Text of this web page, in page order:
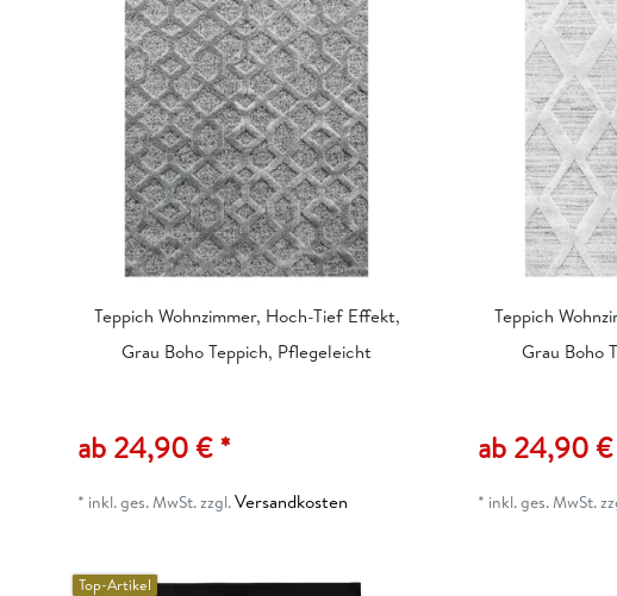
Teppich Wohnzimmer, Hoch-Tief Effekt,
Grau Boho Teppich, Pflegeleicht
ab 24,90 € *
* inkl. ges. MwSt.zzgl.Versandkosten
Teppich
Grau Boho
ab 24,90
* inkl. ges. MwSt.
Top-Artikel